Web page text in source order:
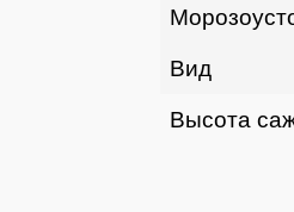
Вид
Высота